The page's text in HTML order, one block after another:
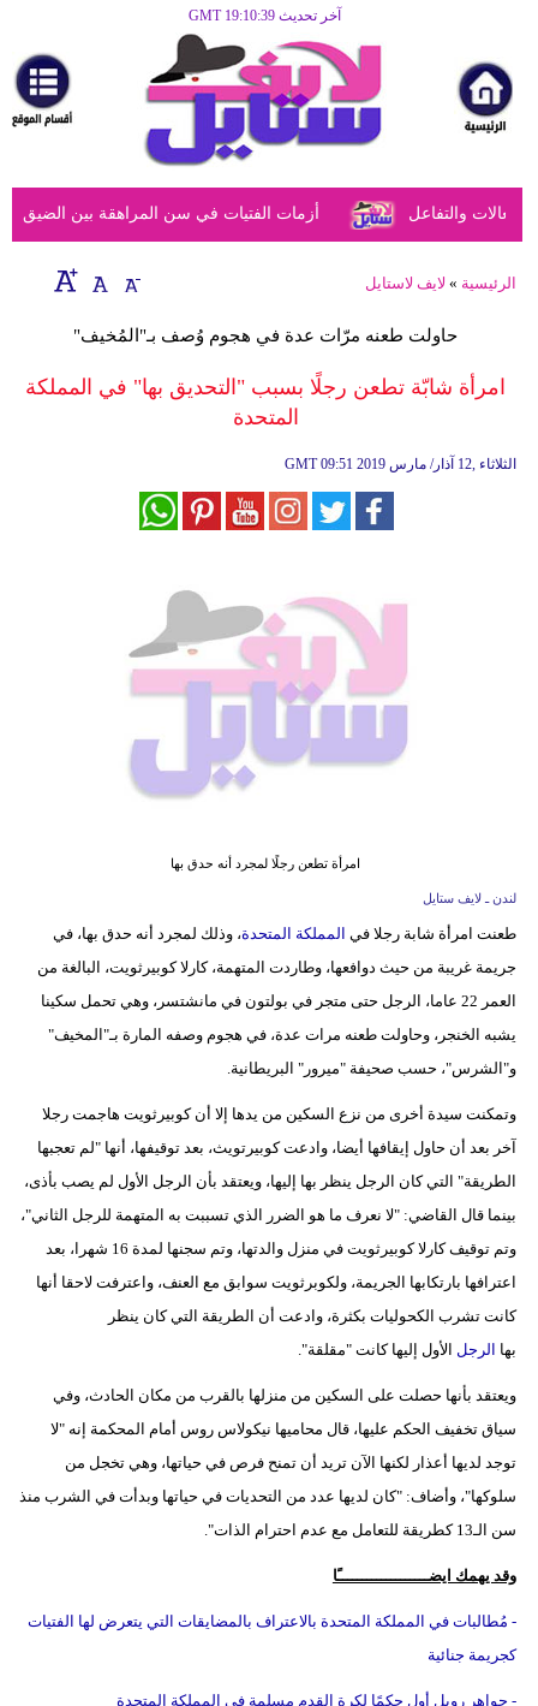
آخر تحديث GMT 19:10:39
مرأة
أزياء
أزياء
إسلامية
صحة
أزمات الفتيات في سن المراهقة بين الضيق والتفاعل
الرئيسية » لايف لاستايل
حاولت طعنه مرّات عدة في هجوم وُصف بـ"المُخيف"
امرأة شابّة تطعن رجلًا بسبب "التحديق بها" في المملكة
المتحدة
GMT 09:51 2019 الثلاثاء ,12 آذار/ مارس
امرأة تطعن رجلًا لمجرد أنه حدق بها
لندن ـ لايف ستايل
طعنت امرأة شابة رجلا في المملكة المتحدة، وذلك لمجرد أنه حدق بها، في
جريمة غريبة من حيث دوافعها، وطاردت المتهمة، كارلا كوبيرثويت، البالغة من
العمر 22 عاما، الرجل حتى متجر في بولتون في مانشتسر، وهي تحمل سكينا
يشبه الخنجر، وحاولت طعنه مرات عدة، في هجوم وصفه المارة بـ"المخيف"
و"الشرس"، حسب صحيفة "ميرور" البريطانية.
وتمكنت سيدة أخرى من نزع السكين من يدها إلا أن كوبيرثويت هاجمت رجلا
آخر بعد أن حاول إيقافها أيضا، وادعت كوبيرتويث، بعد توقيفها، أنها "لم تعجبها
الطريقة" التي كان الرجل ينظر بها إليها، ويعتقد بأن الرجل الأول لم يصب بأذى،
بينما قال القاضي: "لا نعرف ما هو الضرر الذي تسببت به المتهمة للرجل الثاني"،
وتم توقيف كارلا كوبيرثويت في منزل والدتها، وتم سجنها لمدة 16 شهرا، بعد
اعترافها بارتكابها الجريمة، ولكوبرثويت سوابق مع العنف، واعترفت لاحقا أنها
كانت تشرب الكحوليات بكثرة، وادعت أن الطريقة التي كان ينظر
بها الرجل الأول إليها كانت "مقلقة".
ويعتقد بأنها حصلت على السكين من منزلها بالقرب من مكان الحادث، وفي
سياق تخفيف الحكم عليها، قال محاميها نيكولاس روس أمام المحكمة إنه "لا
توجد لديها أعذار لكنها الآن تريد أن تمنح فرص في حياتها، وهي تخجل من
سلوكها"، وأضاف: "كان لديها عدد من التحديات في حياتها وبدأت في الشرب منذ
سن الـ13 كطريقة للتعامل مع عدم احترام الذات".
وقد يهمك ايضـــــــــــــــــــًا
- مُطالبات في المملكة المتحدة بالاعتراف بالمضايقات التي يتعرض لها الفتيات
كجريمة جنائية
- جواهر روبل أول حكمًا لكرة القدم مسلمة في المملكة المتحدة